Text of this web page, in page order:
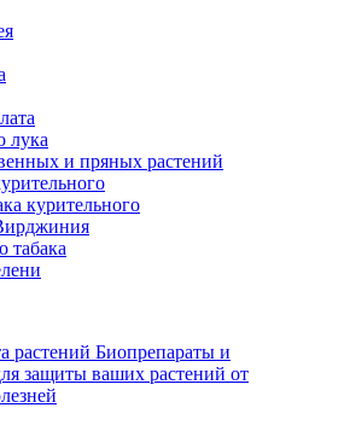
лука
и пряных растений
курительного
табака
растений Биопрепараты и
защиты ваших растений от